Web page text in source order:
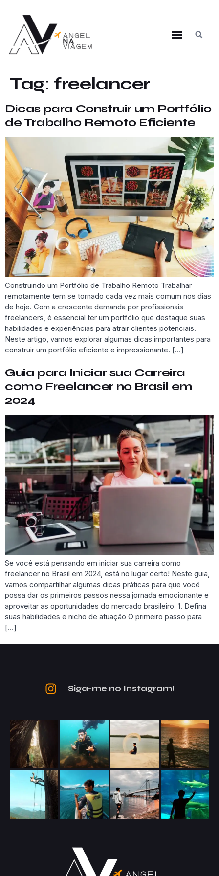
Tag: freelancer
Dicas para Construir um Portfólio
de Trabalho Remoto Eficiente
Construindo um Portfólio de Trabalho Remoto Trabalhar
remotamente tem se tornado cada vez mais comum nos dias
de hoje. Com a crescente demanda por profissionais
freelancers, é essencial ter um portfólio que destaque suas
habilidades e experiências para atrair clientes potenciais.
Neste artigo, vamos explorar algumas dicas importantes para
construir um portfólio eficiente e impressionante. […]
Guia para Iniciar sua Carreira
como Freelancer no Brasil em
2024
Se você está pensando em iniciar sua carreira como
freelancer no Brasil em 2024, está no lugar certo! Neste guia,
vamos compartilhar algumas dicas práticas para que você
possa dar os primeiros passos nessa jornada emocionante e
aproveitar as oportunidades do mercado brasileiro. 1. Defina
suas habilidades e nicho de atuação O primeiro passo para
[…]
Siga-me no Instagram!